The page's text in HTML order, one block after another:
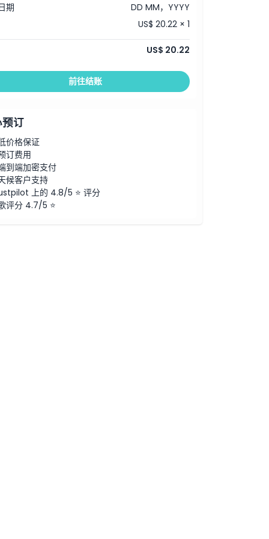
期
DD MM，YYYY
US$ 20.22 × 1
US$ 20.22
前往结账
订
价格保证
订费用
到端加密支付
候客户支持
上的 4.8/5 ⭐ 评分
评分 4.7/5 ⭐